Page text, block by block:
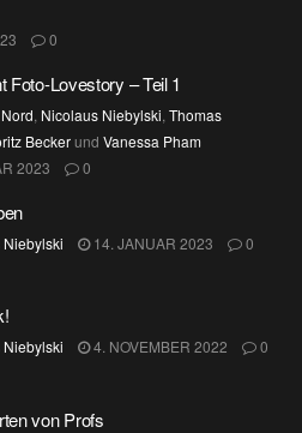
0
Foto-Lovestory – Teil 1
, Nicolaus Niebylski, Thomas
Beckerund Vanessa Pham
2023
0
14. JANUAR 2023 0
4. NOVEMBER 2022 0
von Profs